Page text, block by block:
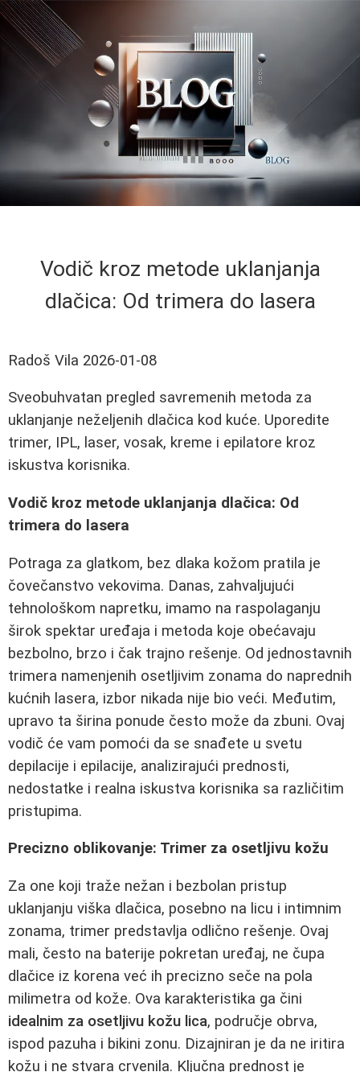
Vodič kroz metode uklanjanja
dlačica: Od trimera do lasera
Radoš Vila 2026-01-08
Sveobuhvatan pregled savremenih metoda za
uklanjanje neželjenih dlačica kod kuće. Uporedite
trimer, IPL, laser, vosak, kreme i epilatore kroz
iskustva korisnika.
Vodič kroz metode uklanjanja dlačica: Od
trimera do lasera
Potraga za glatkom, bez dlaka kožom pratila je
čovečanstvo vekovima. Danas, zahvaljujući
tehnološkom napretku, imamo na raspolaganju
širok spektar uređaja i metoda koje obećavaju
bezbolno, brzo i čak trajno rešenje. Od jednostavnih
trimera namenjenih osetljivim zonama do naprednih
kućnih lasera, izbor nikada nije bio veći. Međutim,
upravo ta širina ponude često može da zbuni. Ovaj
vodič će vam pomoći da se snađete u svetu
depilacije i epilacije, analizirajući prednosti,
nedostatke i realna iskustva korisnika sa različitim
pristupima.
Precizno oblikovanje: Trimer za osetljivu kožu
Za one koji traže nežan i bezbolan pristup
uklanjanju viška dlačica, posebno na licu i intimnim
zonama, trimer predstavlja odlično rešenje. Ovaj
mali, često na baterije pokretan uređaj, ne čupa
dlačice iz korena već ih precizno seče na pola
milimetra od kože. Ova karakteristika ga čini
idealnim za osetljivu kožu lica, područje obrva,
ispod pazuha i bikini zonu. Dizajniran je da ne iritira
kožu i ne stvara crvenila. Ključna prednost je